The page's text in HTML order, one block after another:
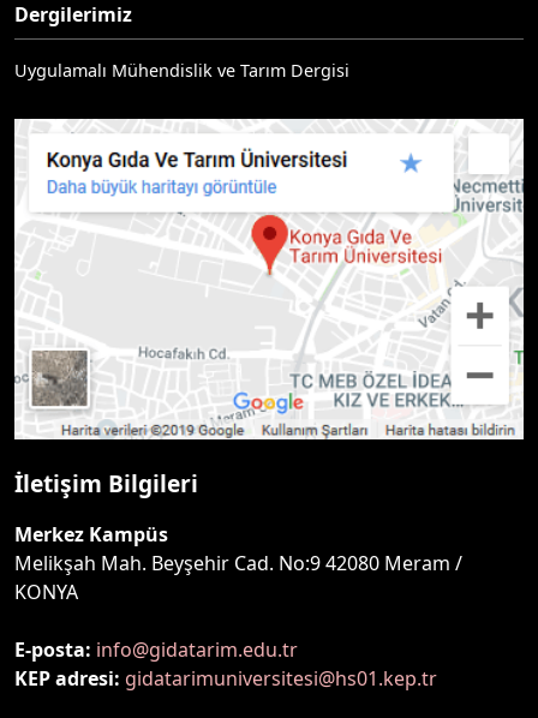
Dergilerimiz
Uygulamalı Mühendislik ve Tarım Dergisi
İletişim Bilgileri
Merkez Kampüs
Melikşah Mah. Beyşehir Cad. No:9 42080 Meram /
KONYA
E-posta: info@gidatarim.edu.tr
KEP adresi: gidatarimuniversitesi@hs01.kep.tr